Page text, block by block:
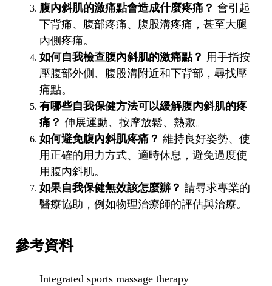
腹內斜肌的激痛點會造成什麼疼痛？ 會引起
下背痛、腹部疼痛、腹股溝疼痛，甚至大腿
內側疼痛。
如何自我檢查腹內斜肌的激痛點？ 用手指按
壓腹部外側、腹股溝附近和下背部，尋找壓
痛點。
有哪些自我保健方法可以緩解腹內斜肌的疼
痛？ 伸展運動、按摩放鬆、熱敷。
如何避免腹內斜肌疼痛？ 維持良好姿勢、使
用正確的用力方式、適時休息，避免過度使
用腹內斜肌。
如果自我保健無效該怎麼辦？ 請尋求專業的
醫療協助，例如物理治療師的評估與治療。
參考資料
Integrated sports massage therapy